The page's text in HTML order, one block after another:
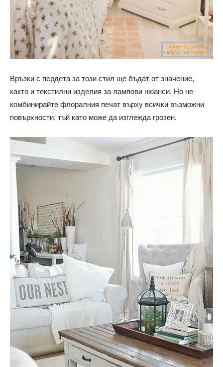
Връзки с пердета за този стил ще бъдат от значение,
както и текстилни изделия за лампови нюанси. Но не
комбинирайте флоралния печат върху всички възможни
повърхности, тъй като може да изглежда грозен.